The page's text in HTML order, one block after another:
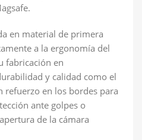
en material de primera
a la ergonomía del
fabricación en
y calidad como el
refuerzo en los bordes para
ante golpes o
de la cámara